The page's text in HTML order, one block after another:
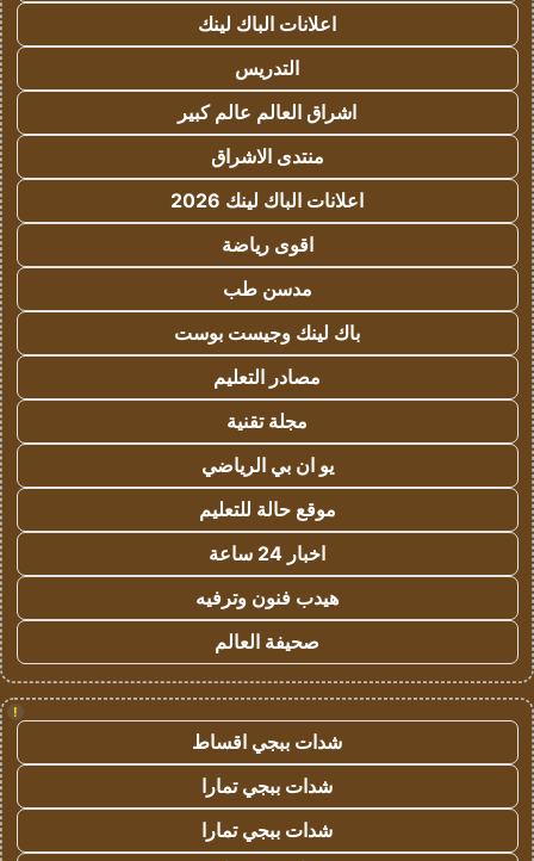
اعلانات الباك لينك
التدريس
اشراق العالم عالم كبير
منتدى الاشراق
اعلانات الباك لينك 2026
اقوى رياضة
مدسن طب
باك لينك وجيست بوست
مصادر التعليم
مجلة تقنية
يو ان بي الرياضي
موقع حالة للتعليم
اخبار 24 ساعة
هيدب فنون وترفيه
صحيفة العالم
!
شدات ببجي اقساط
شدات ببجي تمارا
شدات ببجي تمارا